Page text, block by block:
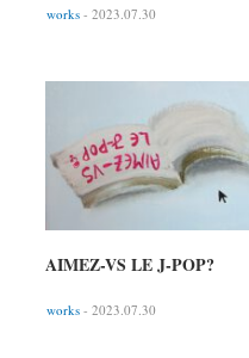
works - 2023.07.30
AIMEZ-VS LE J-POP?
works - 2023.07.30